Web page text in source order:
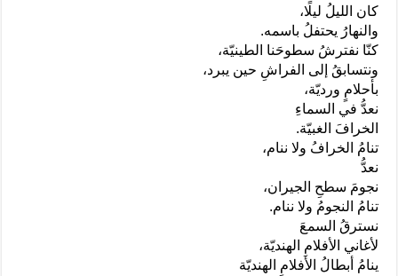
كان الليلُ ليلًا،
والنهارُ يحتفلُ باسمه.
كنّا نفترشُ سطوحَنا الطينيّة،
ونتسابقُ إلى الفراشِ حين يبرد،
بأحلامٍ ورديّة،
نعدُّ في السماءِ
الخرافَ الغبيّة.
تنامُ الخرافُ ولا ننام،
نعدُّ
نجومَ سطحِ الجيران،
تنامُ النجومُ ولا ننام.
نسترقُ السمعَ
لأغاني الأفلامِ الهنديّة،
ينامُ أبطالُ الأفلامِ الهنديّة